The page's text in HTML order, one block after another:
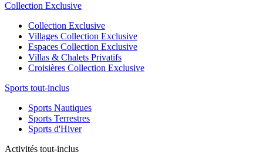
Collection Exclusive
Collection Exclusive
Villages Collection Exclusive
Espaces Collection Exclusive
Villas & Chalets Privatifs
Croisières Collection Exclusive
Sports tout-inclus
Sports Nautiques
Sports Terrestres
Sports d'Hiver
Activités tout-inclus